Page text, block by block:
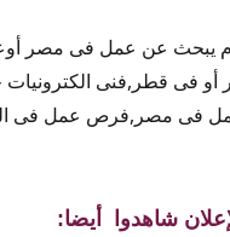
الكترونيات خبرة 15 عام يبحث
فى قطر,فنى
فى مصر,فرص عمل فى
شاهدوا أيضا: